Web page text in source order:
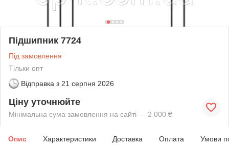
Підшипник 7724
Під замовлення
Тільки опт
Відправка з 21 серпня 2026
Ціну уточнюйте
Мінімальна сума замовлення на сайті — 2 000 ₴
Опис Характеристики Доставка Оплата Умови